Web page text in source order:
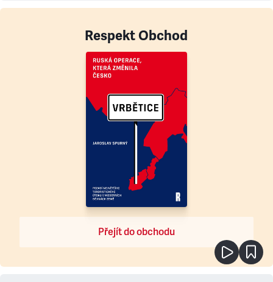
Respekt Obchod
Přejít do obchodu